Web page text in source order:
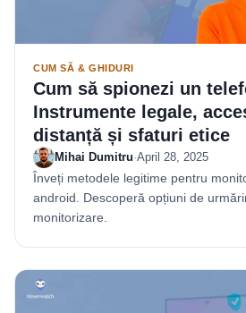
CUM SĂ & GHIDURI
Cum să spionezi un
Instrumente legale,
distanță și sfaturi etice
Mihai Dumitru·April 28, 2025
Înveți metodele legitime pentru
android. Descoperă opțiuni de
monitorizare.